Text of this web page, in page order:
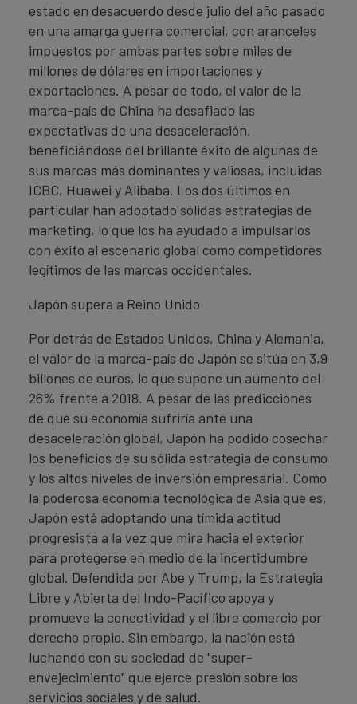
estado en desacuerdo desde julio del año pasado
en una amarga guerra comercial, con aranceles
impuestos por ambas partes sobre miles de
millones de dólares en importaciones y
exportaciones. A pesar de todo, el valor de la
marca-país de China ha desafiado las
expectativas de una desaceleración,
beneficiándose del brillante éxito de algunas de
sus marcas más dominantes y valiosas, incluidas
ICBC, Huawei y Alibaba. Los dos últimos en
particular han adoptado sólidas estrategias de
marketing, lo que los ha ayudado a impulsarlos
con éxito al escenario global como competidores
legítimos de las marcas occidentales.
Japón supera a Reino Unido
Por detrás de Estados Unidos, China y Alemania,
el valor de la marca-país de Japón se sitúa en 3,9
billones de euros, lo que supone un aumento del
26% frente a 2018. A pesar de las predicciones
de que su economía sufriría ante una
desaceleración global, Japón ha podido cosechar
los beneficios de su sólida estrategia de consumo
y los altos niveles de inversión empresarial. Como
la poderosa economía tecnológica de Asia que es,
Japón está adoptando una tímida actitud
progresista a la vez que mira hacia el exterior
para protegerse en medio de la incertidumbre
global. Defendida por Abe y Trump, la Estrategia
Libre y Abierta del Indo-Pacífico apoya y
promueve la conectividad y el libre comercio por
derecho propio. Sin embargo, la nación está
luchando con su sociedad de "super-
envejecimiento" que ejerce presión sobre los
servicios sociales y de salud.